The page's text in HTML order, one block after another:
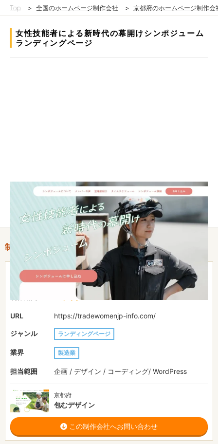
Top > 全国のホームページ制作会社 > 京都府のホームページ制作会
女性技能者による新時代の幕開けシンポジューム
ランディングページ
女性技能者による新時代の幕開けシンポジュームさまのランディ
ングページを企画から制作まで担当しました
制作情報
費用目安 31〜50万円
2ヶ月
URL https://tradewomenjp-info.com/
ジャンル ランディングページ
業界 製造業
担当範囲 企画 / デザイン / コーディング/ WordPress
京都府
包むデザイン
この制作会社へお問い合わせ